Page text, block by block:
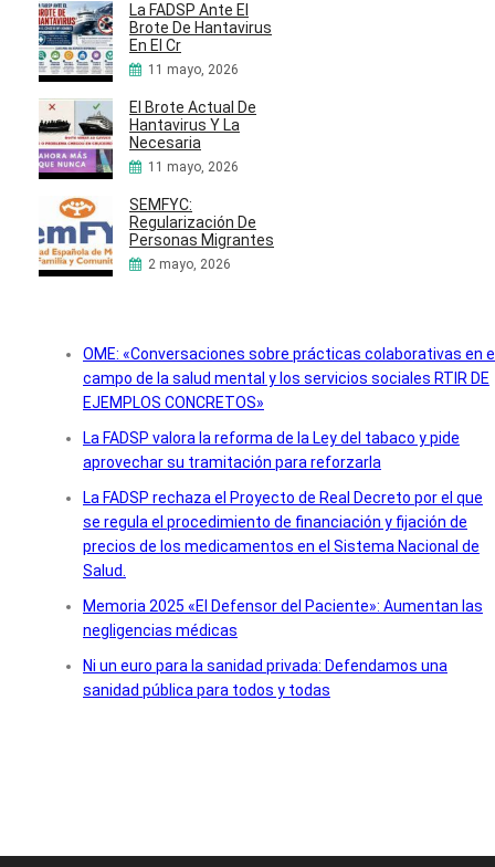
La FADSP Ante El
Brote De Hantavirus
En El Cr
11 mayo, 2026
El Brote Actual De
Hantavirus Y La
Necesaria
11 mayo, 2026
SEMFYC:
Regularización De
Personas Migrantes
2 mayo, 2026
OME: «Conversaciones sobre prácticas colaborativas en
campo de la salud mental y los servicios sociales RTIR DE
EJEMPLOS CONCRETOS»
La FADSP valora la reforma de la Ley del tabaco y pide
aprovechar su tramitación para reforzarla
La FADSP rechaza el Proyecto de Real Decreto por el que
se regula el procedimiento de financiación y fijación de
precios de los medicamentos en el Sistema Nacional de
Salud.
Memoria 2025 «El Defensor del Paciente»: Aumentan las
negligencias médicas
Ni un euro para la sanidad privada: Defendamos una
sanidad pública para todos y todas